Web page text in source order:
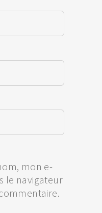
mon e-
le navigateur